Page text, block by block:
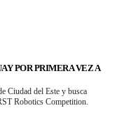
POR PRIMERA VEZ A
Ciudad del Este y busca
Robotics Competition.